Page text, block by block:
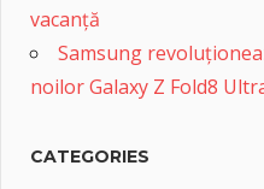
vacanță
Samsung
noilor Galaxy Z Fold8
CATEGORIES